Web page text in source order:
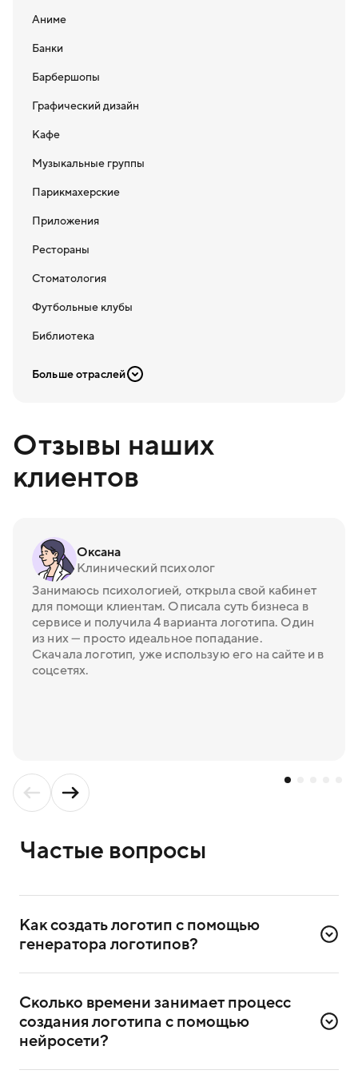
Аниме
Банки
Барбершопы
Графический дизайн
Кафе
Музыкальные группы
Парикмахерские
Приложения
Рестораны
Стоматология
Футбольные клубы
Библиотека
Больше отраслей
Отзывы наших
клиентов
Оксана
Клинический психолог
Занимаюсь психологией, открыла свой кабинет
для помощи клиентам. Описала суть бизнеса в
сервисе и получила 4 варианта логотипа. Один
из них — просто идеальное попадание.
Скачала логотип, уже использую его на сайте и в
соцсетях.
Частые вопросы
Как создать логотип с помощью
генератора логотипов?
в сервисе. Достаточно ввести номер телефона
и подтвердить регистрацию через СМС.
После регистрации выберете в сервисе генератор
логотипов и приступите к созданию.
Сколько времени занимает процесс
создания логотипа с помощью
нейросети?